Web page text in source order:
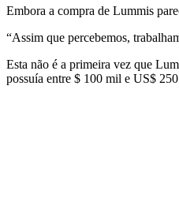
Embora a compra de Lummis
“Assim que percebemos,
Esta não é a primeira vez que
possuía entre $ 100 mil e US$